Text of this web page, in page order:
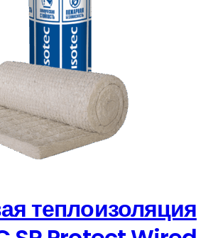
теплоизоляция